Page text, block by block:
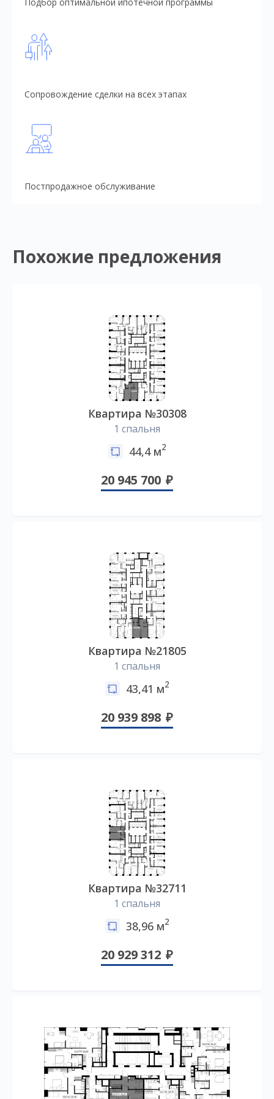
Сопровождение сделки на всех этапах
Постпродажное обслуживание
Похожие предложения
Квартира №30308
1 спальня
44,4 м2
20 945 700
Квартира №21805
1 спальня
43,41 м2
20 939 898
Квартира №32711
1 спальня
38,96 м2
20 929 312